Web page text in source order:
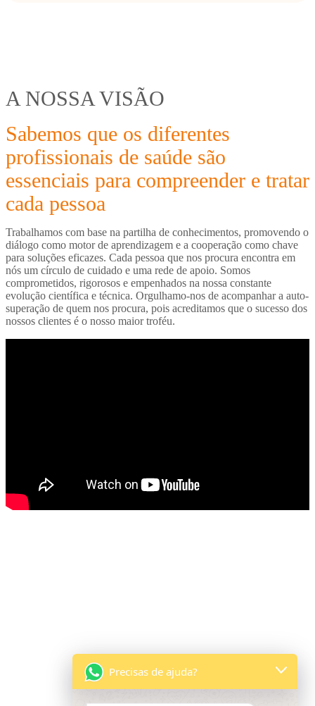
A NOSSA VISÃO
Sabemos que os diferentes
profissionais de saúde são
essenciais para compreender e tratar
cada pessoa
Trabalhamos com base na partilha de conhecimentos, promovendo o
diálogo como motor de aprendizagem e a cooperação como chave
para soluções eficazes. Cada pessoa que nos procura encontra em
nós um círculo de cuidado e uma rede de apoio. Somos
comprometidos, rigorosos e empenhados na nossa constante
evolução científica e técnica. Orgulhamo-nos de acompanhar a auto-
superação de quem nos procura, pois acreditamos que o sucesso dos
nossos clientes é o nosso maior troféu.
Precisas de ajuda?